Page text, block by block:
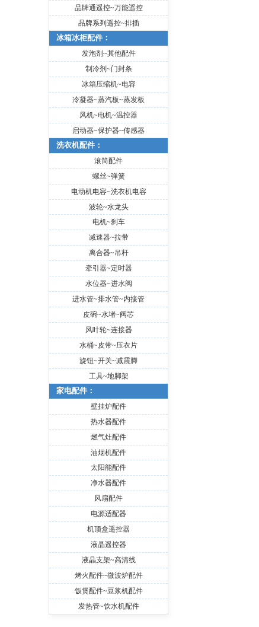
品牌通遥控~万能遥控
品牌系列遥控~排插
冰箱冰柜配件：
发泡剂~其他配件
制冷剂~门封条
冰箱压缩机~电容
冷凝器~蒸汽板~蒸发板
风机~电机~温控器
启动器~保护器~传感器
洗衣机配件：
滚筒配件
螺丝~弹簧
电动机电容~洗衣机电容
波轮~水龙头
电机~刹车
减速器~拉带
离合器~吊杆
牵引器~定时器
水位器~进水阀
进水管~排水管~内接管
皮碗~水堵~阀芯
风叶轮~连接器
水桶~皮带~压衣片
旋钮~开关~减震脚
工具~地脚架
家电配件：
壁挂炉配件
热水器配件
燃气灶配件
油烟机配件
太阳能配件
净水器配件
风扇配件
电源适配器
机顶盒遥控器
液晶遥控器
液晶支架~高清线
烤火配件~微波炉配件
饭煲配件~豆浆机配件
发热管~饮水机配件